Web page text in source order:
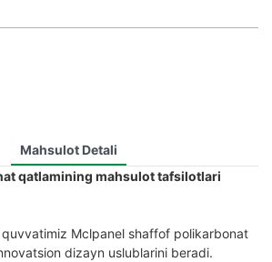
Mahsulot Detali
qatlamining mahsulot tafsilotlari
quvvatimiz Mclpanel shaffof polikarbonat
dizayn uslublarini beradi.